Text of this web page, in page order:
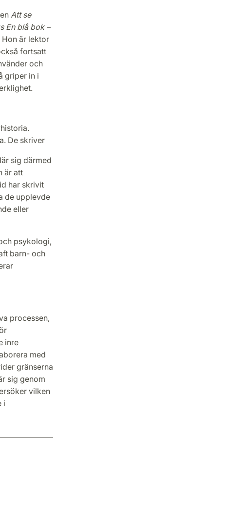
Att se
En blå bok –
Hon är lektor
fortsatt
och
griper in i
De skriver
sig därmed
är att
har skrivit
de upplevde
eller
psykologi,
barn- och
processen,
inre
med
gränserna
sig genom
vilken
i